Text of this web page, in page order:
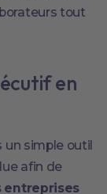
tout
en
un simple outil
afin de
entreprises